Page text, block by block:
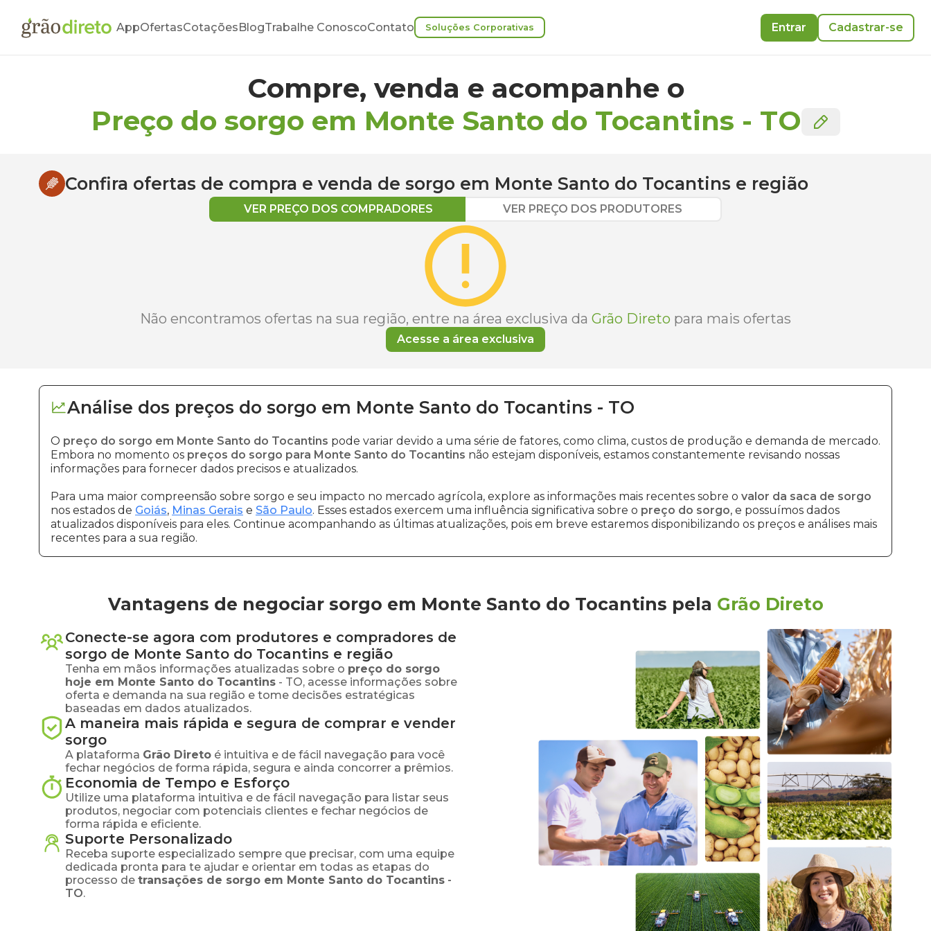
AppOfertasCotaçõesBlogTrabalhe ConoscoContato Soluções Corporativas Entrar Cadastrar-se
Compre, venda e acompanhe o
Preço do sorgo em Monte Santo do Tocantins - TO
Confira ofertas de compra e venda de sorgo em Monte Santo do Tocantins e região
VER PREÇO DOS COMPRADORES VER PREÇO DOS PRODUTORES
Não encontramos ofertas na sua região, entre na área exclusiva da Grão Direto para mais ofertas
Acesse a área exclusiva
Análise dos preços do sorgo em Monte Santo do Tocantins - TO
O preço do sorgo em Monte Santo do Tocantins pode variar devido a uma série de fatores, como clima, custos de produção e demanda de mercado.
Embora no momento os preços do sorgo para Monte Santo do Tocantins não estejam disponíveis, estamos constantemente revisando nossas
informações para fornecer dados precisos e atualizados.
Para uma maior compreensão sobre sorgo e seu impacto no mercado agrícola, explore as informações mais recentes sobre o valor da saca de sorgo
nos estados de Goiás, Minas Gerais e São Paulo. Esses estados exercem uma influência significativa sobre o preço do sorgo, e possuímos dados
atualizados disponíveis para eles. Continue acompanhando as últimas atualizações, pois em breve estaremos disponibilizando os preços e análises mais
recentes para a sua região.
Vantagens de negociar sorgo em Monte Santo do Tocantins pela Grão Direto
Conecte-se agora com produtores e compradores de
sorgo de Monte Santo do Tocantins e região
Tenha em mãos informações atualizadas sobre o preço do sorgo
hoje em Monte Santo do Tocantins - TO, acesse informações sobre
oferta e demanda na sua região e tome decisões estratégicas
baseadas em dados atualizados.
A maneira mais rápida e segura de comprar e vender
sorgo
A plataforma Grão Direto é intuitiva e de fácil navegação para você
fechar negócios de forma rápida, segura e ainda concorrer a prêmios.
Economia de Tempo e Esforço
Utilize uma plataforma intuitiva e de fácil navegação para listar seus
produtos, negociar com potenciais clientes e fechar negócios de
forma rápida e eficiente.
Suporte Personalizado
Receba suporte especializado sempre que precisar, com uma equipe
dedicada pronta para te ajudar e orientar em todas as etapas do
processo de transações de sorgo em Monte Santo do Tocantins -
TO.